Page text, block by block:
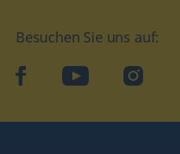
Besuchen Sie uns auf:
facebookYouTube